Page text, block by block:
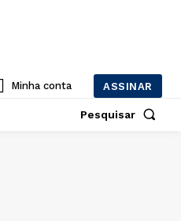
Minha conta ASSINAR
Pesquisar